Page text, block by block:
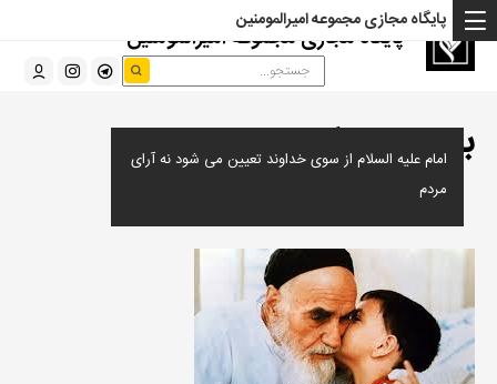
پایگاه مجازی مجموعه امیرالمومنین
پایگاه مجازی مجموعه امیرالمومنین
برچسب:امام
امام علیه السلام از سوی خداوند تعیین می شود نه آرای
مردم